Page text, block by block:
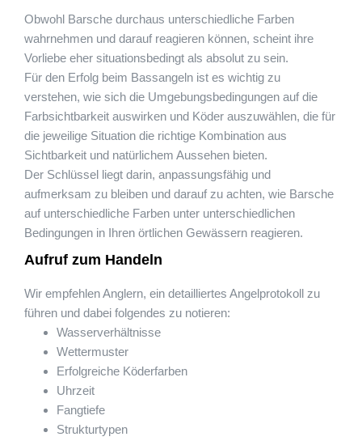
Obwohl Barsche durchaus unterschiedliche Farben
wahrnehmen und darauf reagieren können, scheint ihre
Vorliebe eher situationsbedingt als absolut zu sein.
Für den Erfolg beim Bassangeln ist es wichtig zu
verstehen, wie sich die Umgebungsbedingungen auf die
Farbsichtbarkeit auswirken und Köder auszuwählen, die für
die jeweilige Situation die richtige Kombination aus
Sichtbarkeit und natürlichem Aussehen bieten.
Der Schlüssel liegt darin, anpassungsfähig und
aufmerksam zu bleiben und darauf zu achten, wie Barsche
auf unterschiedliche Farben unter unterschiedlichen
Bedingungen in Ihren örtlichen Gewässern reagieren.
Aufruf zum Handeln
Wir empfehlen Anglern, ein detailliertes Angelprotokoll zu
führen und dabei folgendes zu notieren:
Wasserverhältnisse
Wettermuster
Erfolgreiche Köderfarben
Uhrzeit
Fangtiefe
Strukturtypen